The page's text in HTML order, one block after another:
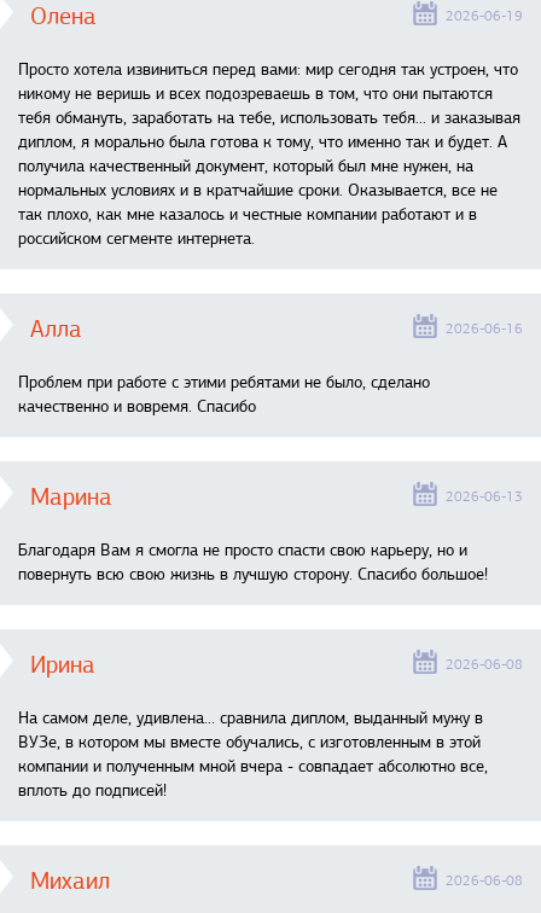
Олена 2026-06-19
Просто хотела извиниться перед вами: мир сегодня так устроен, что
никому не веришь и всех подозреваешь в том, что они пытаются
тебя обмануть, заработать на тебе, использовать тебя... и заказывая
диплом, я морально была готова к тому, что именно так и будет. А
получила качественный документ, который был мне нужен, на
нормальных условиях и в кратчайшие сроки. Оказывается, все не
так плохо, как мне казалось и честные компании работают и в
российском сегменте интернета.
Алла 2026-06-16
Проблем при работе с этими ребятами не было, сделано
качественно и вовремя. Спасибо
Марина 2026-06-13
Благодаря Вам я смогла не просто спасти свою карьеру, но и
повернуть всю свою жизнь в лучшую сторону. Спасибо большое!
Ирина 2026-06-08
На самом деле, удивлена… сравнила диплом, выданный мужу в
ВУЗе, в котором мы вместе обучались, с изготовленным в этой
компании и полученным мной вчера - совпадает абсолютно все,
вплоть до подписей!
Михаил 2026-06-08